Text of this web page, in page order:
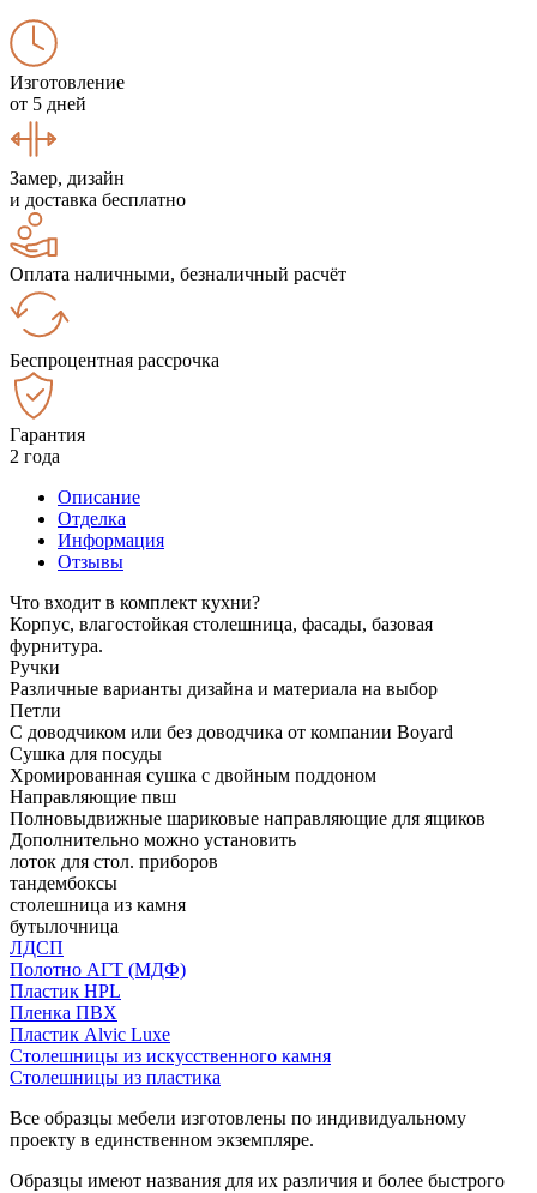
Изготовление
от 5 дней
Замер, дизайн
и доставка бесплатно
Оплата наличными, безналичный расчёт
Беспроцентная рассрочка
Гарантия
2 года
Описание
Отделка
Информация
Отзывы
Что входит в комплект кухни?
Корпус, влагостойкая столешница, фасады, базовая
фурнитура.
Ручки
Различные варианты дизайна и материала на выбор
Петли
С доводчиком или без доводчика от компании Boyard
Сушка для посуды
Хромированная сушка с двойным поддоном
Направляющие пвш
Полновыдвижные шариковые направляющие для ящиков
Дополнительно можно установить
лоток для стол. приборов
тандембоксы
столешница из камня
бутылочница
ЛДСП
Полотно АГТ (МДФ)
Пластик HPL
Пленка ПВХ
Пластик Alvic Luxe
Столешницы из искусственного камня
Столешницы из пластика
Все образцы мебели изготовлены по индивидуальному
проекту в единственном экземпляре.
Образцы имеют названия для их различия и более быстрого